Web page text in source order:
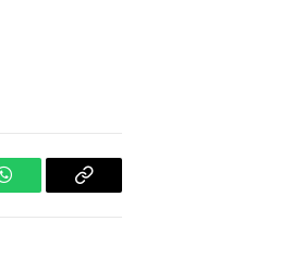
WhatsAppCopy